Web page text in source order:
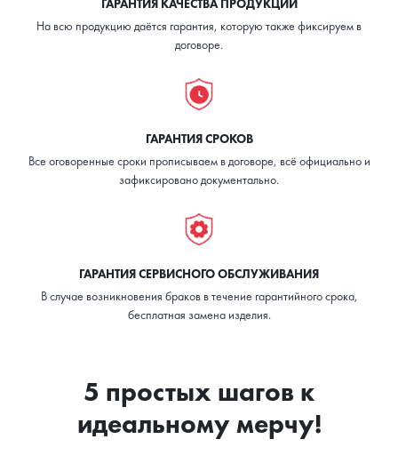
ГАРАНТИЯ КАЧЕСТВА ПРОДУКЦИИ
На всю продукцию даётся гарантия, которую также фиксируем в
договоре.
ГАРАНТИЯ СРОКОВ
Все оговоренные сроки прописываем в договоре, всё официально и
зафиксировано документально.
ГАРАНТИЯ СЕРВИСНОГО ОБСЛУЖИВАНИЯ
В случае возникновения браков в течение гарантийного срока,
бесплатная замена изделия.
5 простых шагов к
идеальному мерчу!